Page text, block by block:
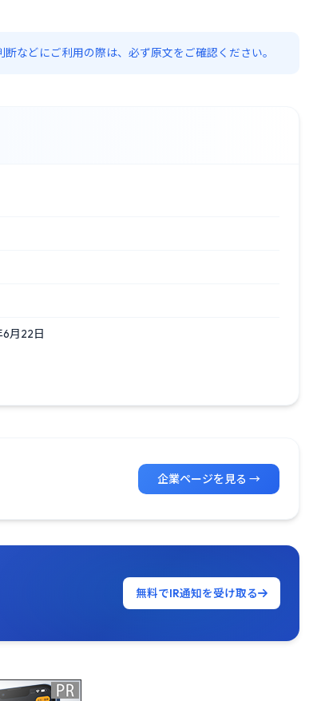
などにご利用の際は、必ず原文をご確認ください。
月22日
企業ページを見る →
無料でIR通知を受け取る